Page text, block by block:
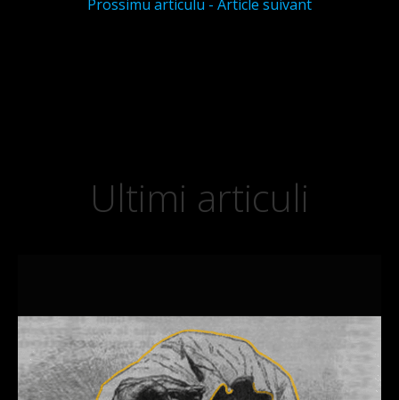
Prossimu articulu - Article suivant
Ultimi articuli